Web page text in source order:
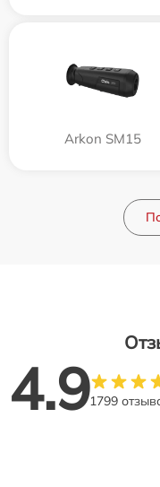
Arkon SM15
4.91799